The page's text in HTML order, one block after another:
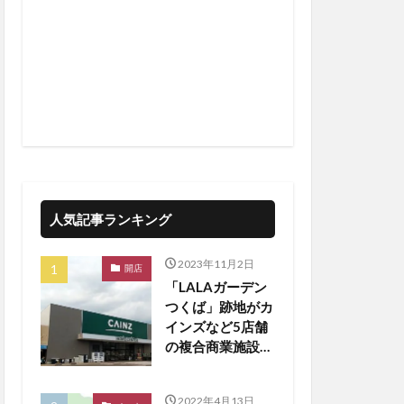
人気記事ランキング
開店 2023年11月2日
「LALAガーデン
つくば」跡地がカ
インズなど5店舗
の複合商業施設に
2022年4月13日